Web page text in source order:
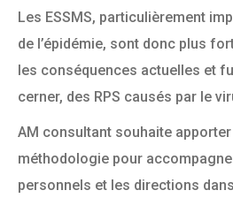
Les ESSMS, particulièrement
de l’épidémie, sont donc plus
les conséquences actuelles et
cerner, des RPS causés par le
AM consultant souhaite
méthodologie pour
personnels et les directions